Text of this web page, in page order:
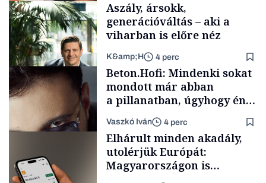
Befektetés
TÁMOGATÓI
Aszály, ársokk,
generációváltás – aki a
viharban is előre néz
K&amp;H 4 perc
Beton.Hofi: Mindenki sokat
mondott már abban
a pillanatban, úgyhogy én
a legsarkosabb
gondolataimat akartam
kimondani
Vaszkó Iván 4 perc
Elhárult minden akadály,
utolérjük Európát:
Magyarországon is